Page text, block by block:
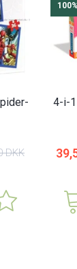
DKK
4-i-